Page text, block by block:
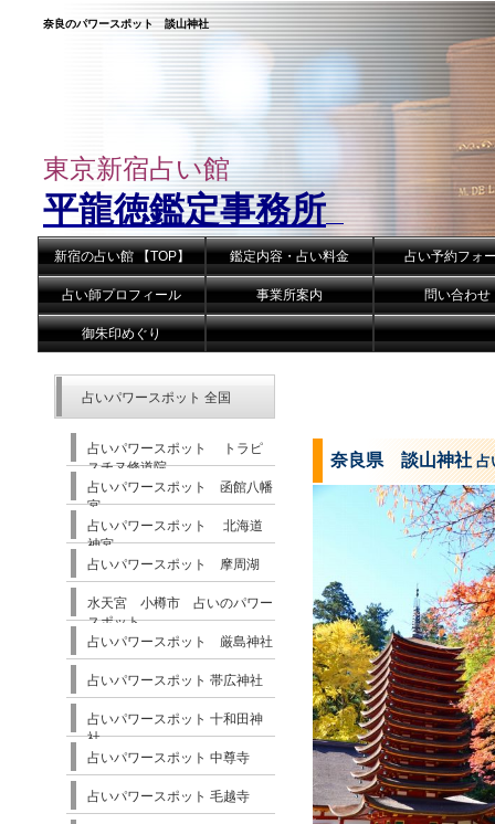
奈良のパワースポット 談山神社
東京新宿占い館
平龍徳鑑定事務所
新宿の占い館 【TOP】 鑑定内容・占い料金 占い予約フォ
占い師プロフィール 事業所案内 問い合わせ
御朱印めぐり
奈良県 談山神社占
占いパワースポット 全国
占いパワースポット トラピ
スチヌ修道院
占いパワースポット 函館八幡
宮
占いパワースポット 北海道
神宮
占いパワースポット 摩周湖
水天宮 小樽市 占いのパワー
スポット
占いパワースポット 厳島神社
占いパワースポット 帯広神社
占いパワースポット 十和田神
社
占いパワースポット 中尊寺
占いパワースポット 毛越寺